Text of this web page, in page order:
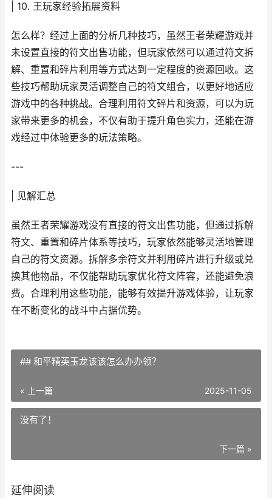
| 10. 王玩家经验拓展资料
怎么样？经过上面的分析几种技巧，虽然王者荣耀游戏并
未设置直接的符文出售功能，但玩家依然可以通过符文拆
解、重置和碎片利用等方式达到一定程度的资源回收。这
些技巧帮助玩家灵活调整自己的符文组合，以更好地适应
游戏中的各种挑战。合理利用符文碎片和资源，可以为玩
家带来更多的机会，不仅有助于提升角色实力，还能在游
戏经过中体验更多的玩法策略。
---
| 见解汇总
虽然王者荣耀游戏没有直接的符文出售功能，但通过拆解
符文、重置和碎片体系等技巧，玩家依然能够灵活地管理
自己的符文资源。拆解多余符文并利用碎片进行升级或兑
换其他物品，不仅能帮助玩家优化符文阵容，还能避免浪
费。合理利用这些功能，能够有效提升游戏体验，让玩家
在不断变化的战斗中占据优势。
## 和平精英玉龙该该怎么办办领？
« 上一篇 2025-11-05
没有了！
下一篇 »
延伸阅读